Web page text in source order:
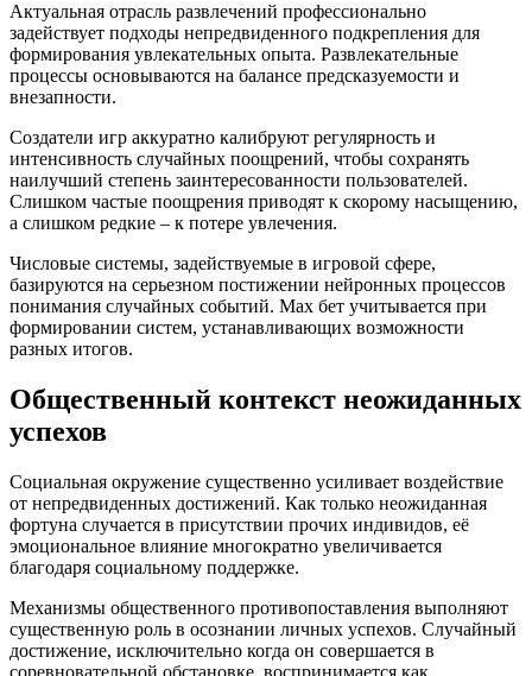
Актуальная отрасль развлечений профессионально
задействует подходы непредвиденного подкрепления для
формирования увлекательных опыта. Развлекательные
процессы основываются на балансе предсказуемости и
внезапности.
Создатели игр аккуратно калибруют регулярность и
интенсивность случайных поощрений, чтобы сохранять
наилучший степень заинтересованности пользователей.
Слишком частые поощрения приводят к скорому насыщению,
а слишком редкие – к потере увлечения.
Числовые системы, задействуемые в игровой сфере,
базируются на серьезном постижении нейронных процессов
понимания случайных событий. Мах бет учитывается при
формировании систем, устанавливающих возможности
разных итогов.
Общественный контекст неожиданных
успехов
Социальная окружение существенно усиливает воздействие
от непредвиденных достижений. Как только неожиданная
фортуна случается в присутствии прочих индивидов, её
эмоциональное влияние многократно увеличивается
благодаря социальному поддержке.
Механизмы общественного противопоставления выполняют
существенную роль в осознании личных успехов. Случайный
достижение, исключительно когда он совершается в
соревновательной обстановке, воспринимается как